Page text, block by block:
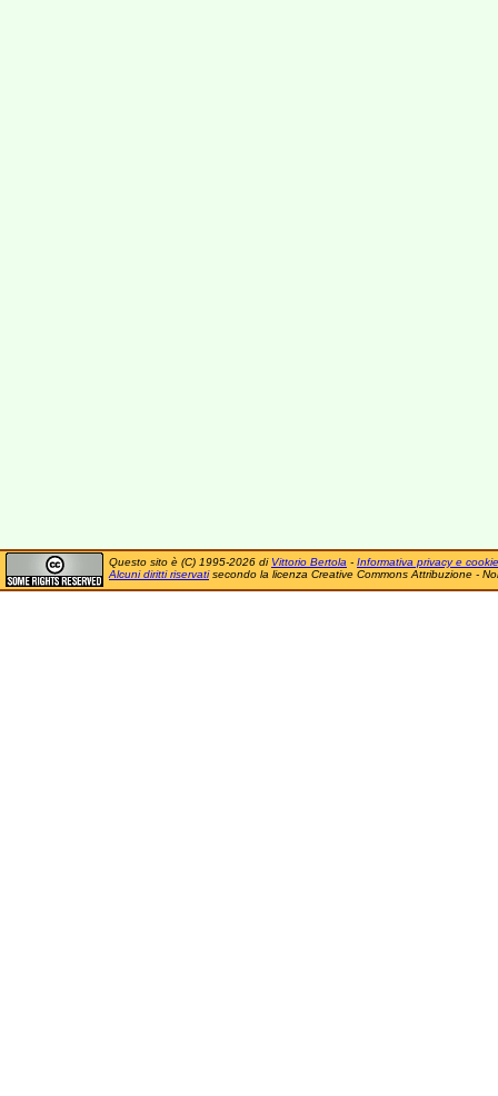
Questo sito è (C) 1995-2026 di Vittorio Bertola - Informativa privacy e cookie
Alcuni diritti riservatisecondo la licenza Creative Commons Attribuzione -